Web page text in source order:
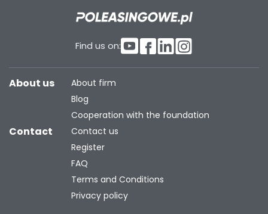
Find us on:
About us
About firm
Blog
Cooperation with the foundation
Contact
Contact us
Register
FAQ
Terms and Conditions
Privacy policy